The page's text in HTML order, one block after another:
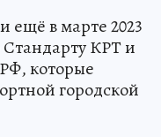
ещё в марте 2023
Стандарту КРТ и
которые
городской